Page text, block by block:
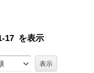
17 を表示